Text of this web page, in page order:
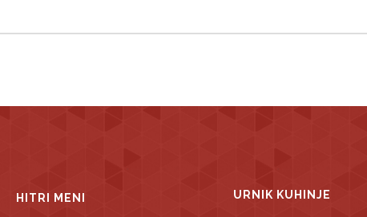
HITRI MENI URNIK KUHINJE